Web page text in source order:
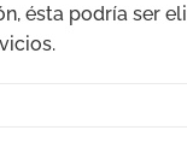
ésta podría ser